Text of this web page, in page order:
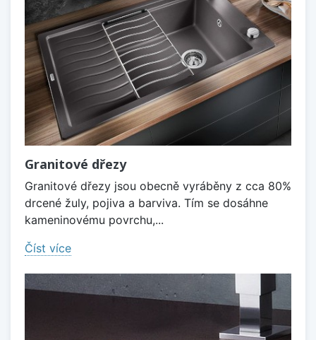
Granitové dřezy
Granitové dřezy jsou obecně vyráběny z cca 80%
drcené žuly, pojiva a barviva. Tím se dosáhne
kameninovému povrchu,...
Číst více